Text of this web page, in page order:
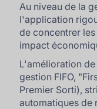
Au niveau de la
l'application
de concentrer
impact
L'amélioration
gestion FIFO,
Premier Sorti),
automatiques de